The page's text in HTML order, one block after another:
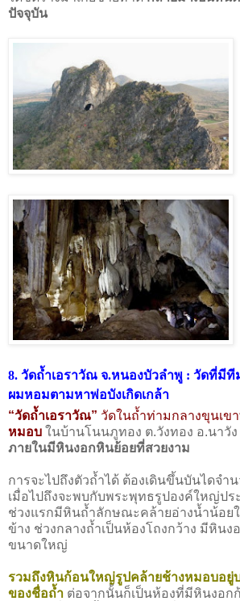
ปัจจุบัน
8. วัดถ้ำเอราวัณ จ.หนองบัวลำพู : วัดที่มีที
ผมหอมตามหาพ่อบังเกิดเกล้า
“วัดถ้ำเอราวัณ” วัดในถ้ำท่ามกลางขุนเขา
หมอบ ในบ้านโนนภูทอง ต.วังทอง อ.นาวัง
ภายในมีหินงอกหินย้อยที่สวยงาม
การจะไปถึงตัวถ้ำได้ ต้องเดินขึ้นบันไดจำ
เมื่อไปถึงจะพบกับพระพุทธรูปองค์ใหญ่ปร
ช่วงแรกมีหินถ้ำลักษณะคล้ายอ่างน้ำน้อย
ข้าง ช่วงกลางถ้ำเป็นห้องโถงกว้าง มีหิน
ขนาดใหญ่
รวมถึงหินก้อนใหญ่รูปคล้ายช้างหมอบอยู่
ของชื่อถ้ำ ต่อจากนั้นก็เป็นห้องที่มีหินงอก